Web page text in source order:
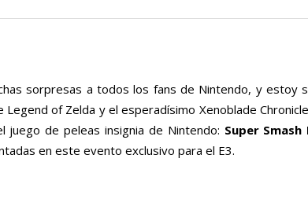
sorpresas a todos los fans de Nintendo, y estoy
of Zelda y el esperadísimo Xenoblade
de peleas insignia de Nintendo: Super
en este evento exclusivo para el E3.